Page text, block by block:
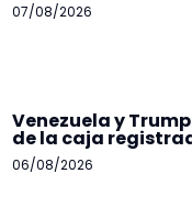
07/08/2026
Venezuela y
de la caja
06/08/2026